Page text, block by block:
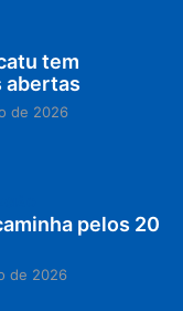
tem
abertas
de 2026
pelos 20
de 2026